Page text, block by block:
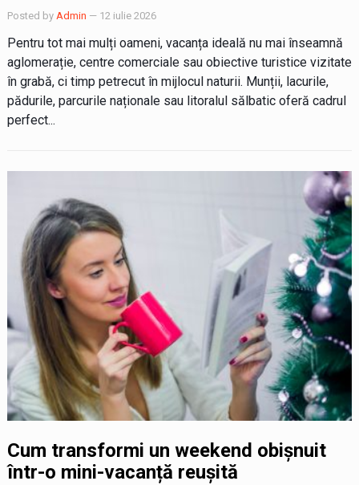
Posted by Admin — 12 iulie 2026
Pentru tot mai mulți oameni, vacanța ideală nu mai înseamnă
aglomerație, centre comerciale sau obiective turistice vizitate
în grabă, ci timp petrecut în mijlocul naturii. Munții, lacurile,
pădurile, parcurile naționale sau litoralul sălbatic oferă cadrul
perfect...
Cum transformi un weekend obișnuit
într-o mini-vacanță reușită